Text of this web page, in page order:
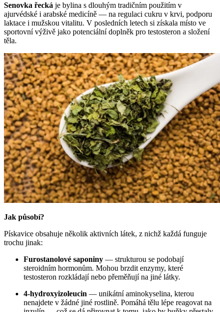
Senovka řecká je bylina s dlouhým tradičním použitím v
ajurvédské i arabské medicíně — na regulaci cukru v krvi, podporu
laktace i mužskou vitalitu. V posledních letech si získala místo ve
sportovní výživě jako potenciální doplněk pro testosteron a složení
těla.
Jak působí?
Pískavice obsahuje několik aktivních látek, z nichž každá funguje
trochu jinak:
Furostanolové saponiny — strukturou se podobají
steroidním hormonům. Mohou brzdit enzymy, které
testosteron rozkládají nebo přeměňují na jiné látky.
4-hydroxyizoleucin — unikátní aminokyselina, kterou
nenajdete v žádné jiné rostlině. Pomáhá tělu lépe reagovat na